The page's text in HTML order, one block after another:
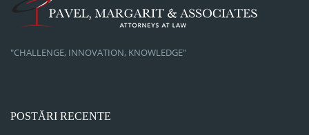
"CHALLENGE, INNOVATION, KNOWLEDGE"
POSTĂRI RECENTE